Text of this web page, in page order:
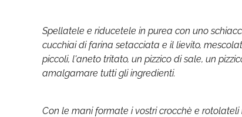
Spellatele e riducetele in purea con uno
cucchiai di farina setacciata e il lievito,
piccoli, l'aneto tritato, un pizzico di sale, un
amalgamare tutti gli ingredienti.
Con le mani formate i vostri crocchè e